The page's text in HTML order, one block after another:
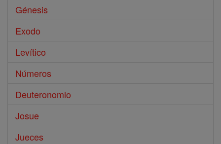
Génesis
Exodo
Levítico
Números
Deuteronomio
Josue
Jueces